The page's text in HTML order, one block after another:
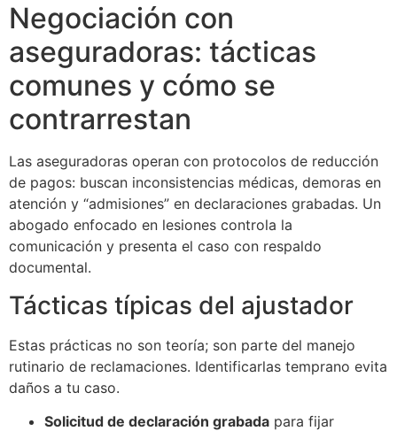
Negociación con
aseguradoras: tácticas
comunes y cómo se
contrarrestan
Las aseguradoras operan con protocolos de reducción
de pagos: buscan inconsistencias médicas, demoras en
atención y “admisiones” en declaraciones grabadas. Un
abogado enfocado en lesiones controla la
comunicación y presenta el caso con respaldo
documental.
Tácticas típicas del ajustador
Estas prácticas no son teoría; son parte del manejo
rutinario de reclamaciones. Identificarlas temprano evita
daños a tu caso.
Solicitud de declaración grabada para fijar